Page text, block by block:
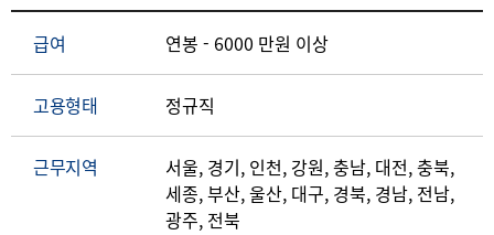
급여 연봉 - 6000 만원 이상
고용형태 정규직
근무지역
서울, 경기, 인천, 강원, 충남, 대전, 충북,
세종, 부산, 울산, 대구, 경북, 경남, 전남,
광주, 전북